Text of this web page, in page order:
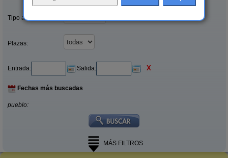
Tipo alquiler:
Plazas:
Entrada: Salida: X
Fechas más buscadas
pueblo:
MÁS FILTROS